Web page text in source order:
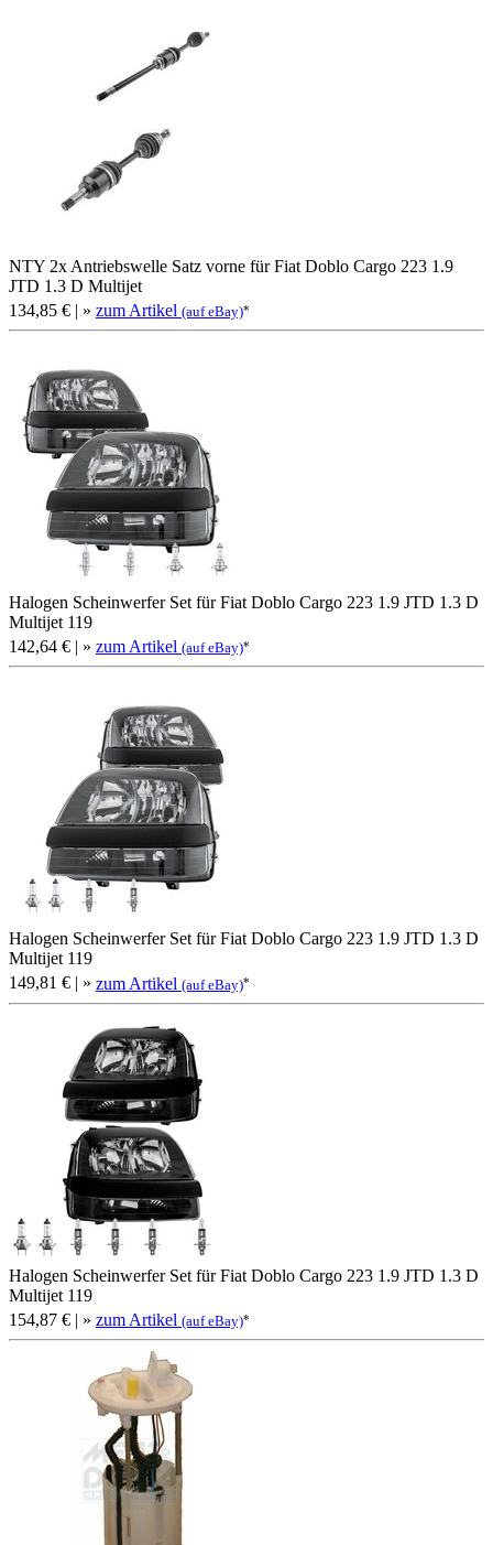
NTY 2x Antriebswelle Satz vorne für Fiat Doblo Cargo 223 1.9
JTD 1.3 D Multijet
134,85 € | » zum Artikel (auf eBay)*
Halogen Scheinwerfer Set für Fiat Doblo Cargo 223 1.9 JTD 1.3 D
Multijet 119
142,64 € | » zum Artikel (auf eBay)*
Halogen Scheinwerfer Set für Fiat Doblo Cargo 223 1.9 JTD 1.3 D
Multijet 119
149,81 € | » zum Artikel (auf eBay)*
Halogen Scheinwerfer Set für Fiat Doblo Cargo 223 1.9 JTD 1.3 D
Multijet 119
154,87 € | » zum Artikel (auf eBay)*